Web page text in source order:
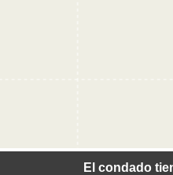
El condado